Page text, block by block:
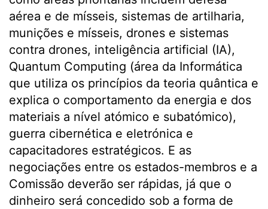
aérea e de mísseis, sistemas de artilharia,
munições e mísseis, drones e sistemas
contra drones, inteligência artificial (IA),
Quantum Computing (área da Informática
que utiliza os princípios da teoria quântica e
explica o comportamento da energia e dos
materiais a nível atómico e subatómico),
guerra cibernética e eletrónica e
capacitadores estratégicos. E as
negociações entre os estados-membros e a
Comissão deverão ser rápidas, já que o
dinheiro será concedido sob a forma de